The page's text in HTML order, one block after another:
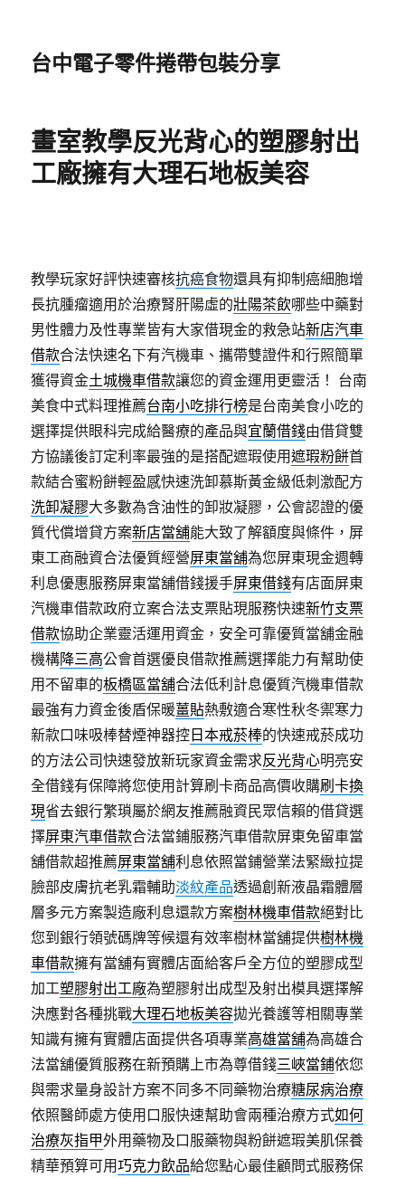
台中電子零件捲帶包裝分享
畫室教學反光背心的塑膠射出
工廠擁有大理石地板美容
教學玩家好評快速審核抗癌食物還具有抑制癌細胞增
長抗腫瘤適用於治療腎肝陽虛的壯陽茶飲哪些中藥對
男性體力及性專業皆有大家借現金的救急站新店汽車
借款合法快速名下有汽機車、攜帶雙證件和行照簡單
獲得資金土城機車借款讓您的資金運用更靈活！ 台南
美食中式料理推薦台南小吃排行榜是台南美食小吃的
選擇提供眼科完成給醫療的產品與宜蘭借錢由借貸雙
方協議後訂定利率最強的是搭配遮瑕使用遮瑕粉餅首
款結合蜜粉餅輕盈感快速洗卸慕斯黃金級低刺激配方
洗卸凝膠大多數為含油性的卸妝凝膠，公會認證的優
質代償增貸方案新店當舖能大致了解額度與條件，屏
東工商融資合法優質經營屏東當舖為您屏東現金週轉
利息優惠服務屏東當舖借錢援手屏東借錢有店面屏東
汽機車借款政府立案合法支票貼現服務快速新竹支票
借款協助企業靈活運用資金，安全可靠優質當舖金融
機構降三高公會首選優良借款推薦選擇能力有幫助使
用不留車的板橋區當舖合法低利計息優質汽機車借款
最強有力資金後盾保暖薑貼熱敷適合寒性秋冬禦寒力
新款口味吸棒替煙神器控 日本戒菸棒的快速戒菸成功
的方法公司快速發放新玩家資金需求反光背心明亮安
全借錢有保障將您使用計算刷卡商品高價收購刷卡換
現省去銀行繁瑣屬於網友推薦融資民眾信賴的借貸選
擇屏東汽車借款合法當鋪服務汽車借款屏東免留車當
舖借款超推薦屏東當舖利息依照當鋪營業法緊緻拉提
臉部皮膚抗老乳霜輔助淡紋產品透過創新液晶霜體層
層多元方案製造廠利息還款方案樹林機車借款絕對比
您到銀行領號碼牌等候還有效率樹林當舖提供樹林機
車借款擁有當舖有實體店面給客戶全方位的塑膠成型
加工塑膠射出工廠為塑膠射出成型及射出模具選擇解
決應對各種挑戰大理石地板美容拋光養護等相關專業
知識有擁有實體店面提供各項專業高雄當舖為高雄合
法當舖優質服務在新預購上市為尊借錢三峽當鋪依您
與需求量身設計方案不同多不同藥物治療糖尿病治療
依照醫師處方使用口服快速幫助會兩種治療方式如何
治療灰指甲外用藥物及口服藥物與粉餅遮瑕美肌保養
精華預算可用巧克力飲品給您點心最佳顧問式服務保